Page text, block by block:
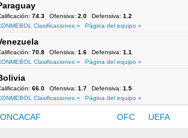
74.3 Ofensiva: 2.0 Defensiva: 1.2
Clasificaciones »
Página del equipo »
70.8 Ofensiva: 1.6 Defensiva: 1.1
Clasificaciones »
Página del equipo »
66.0 Ofensiva: 1.7 Defensiva: 1.5
Clasificaciones »
Página del equipo »
OFC UEFA